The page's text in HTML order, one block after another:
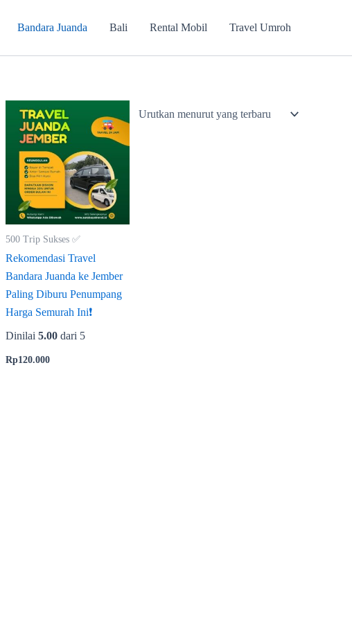
Bandara Juanda Bali Rental Mobil Travel Umroh
500 Trip Sukses ✅
Rekomendasi Travel
Bandara Juanda ke Jember
Paling Diburu Penumpang
Harga Semurah Ini❗
Dinilai5.00 dari 5
Rp120.000